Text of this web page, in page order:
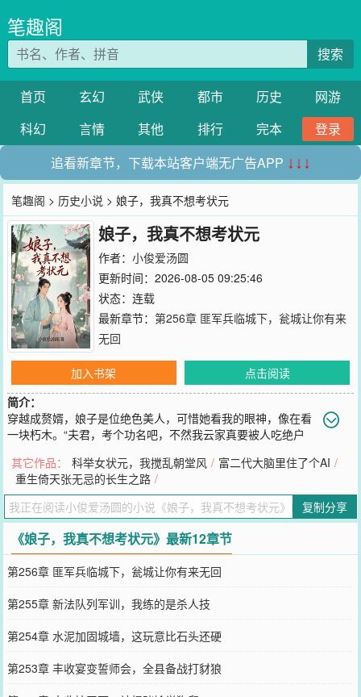
笔趣阁
搜索
首页 玄幻 武侠 都市 历史
网游
科幻
言情 其他 排行 完本
登录
追看新章节，下载本站客户端无广告APP ↓↓↓
笔趣阁 > 历史小说 > 娘子，我真不想考状元
娘子，我真不想考状元
作者： 小俊爱汤圆
更新时间：2026-08-05 09:25:46
状态：连载
最新章节： 第256章 匪军兵临城下，瓮城让你有来
无回
加入书架
点击阅读
简介：
穿越成赘婿，娘子是位绝色美人，可惜她看我的眼神，像在看
一块朽木。“夫君，考个功名吧，不然我云家真要被人吃绝户
“之乎者也”和简单的数理题，陷入了沉思。这玩意儿……需要考？好
吧，为了报答救命之恩，也为了不让美人娘子失望，我只好收起我的
咸鱼心，勉强……去屠个榜吧。
您要是觉得《娘子，我真不想考状元》还不错的话请不要忘记向您QQ
群和微博微信里的朋友推荐哦！
其它作品： 科举女状元，我搅乱朝堂风 / 富二代大脑里住了个AI /
重生倚天张无忌的长生之路 /
复制分享
《娘子，我真不想考状元》最新12章节
第256章 匪军兵临城下，瓮城让你有来无回
第255章 新法队列军训，我练的是杀人技
第254章 水泥加固城墙，这玩意比石头还硬
第253章 丰收宴变誓师会，全县备战打豺狼